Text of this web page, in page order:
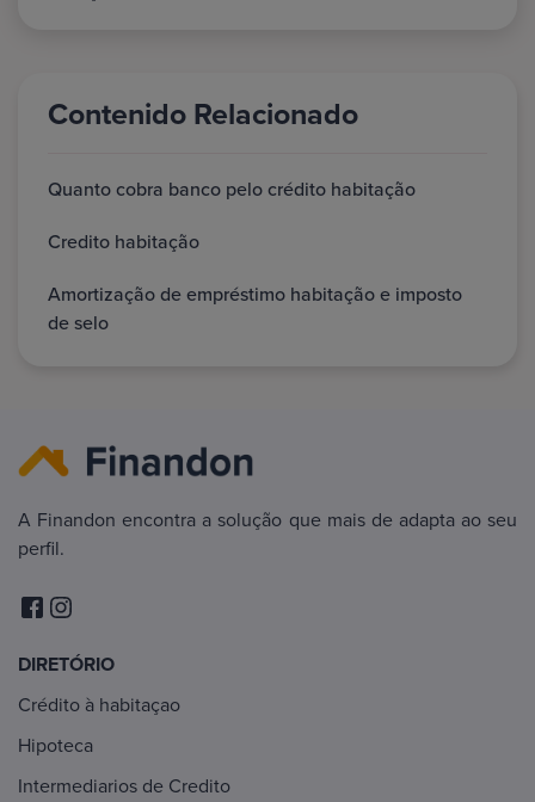
Contenido Relacionado
Quanto cobra banco pelo crédito habitação
Credito habitação
Amortização de empréstimo habitação e imposto
de selo
A Finandon encontra a solução que mais de adapta ao seu
perfil.
DIRETÓRIO
Crédito à habitaçao
Hipoteca
Intermediarios de Credito